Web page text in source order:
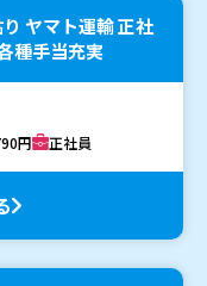
ヤマト運輸 正社
種手当充実
円 正社員